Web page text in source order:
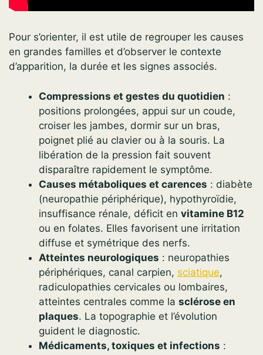
Pour s’orienter, il est utile de regrouper les causes
en grandes familles et d’observer le contexte
d’apparition, la durée et les signes associés.
Compressions et gestes du quotidien :
positions prolongées, appui sur un coude,
croiser les jambes, dormir sur un bras,
poignet plié au clavier ou à la souris. La
libération de la pression fait souvent
disparaître rapidement le symptôme.
Causes métaboliques et carences : diabète
(neuropathie périphérique), hypothyroïdie,
insuffisance rénale, déficit en vitamine B12
ou en folates. Elles favorisent une irritation
diffuse et symétrique des nerfs.
Atteintes neurologiques : neuropathies
périphériques, canal carpien, sciatique,
radiculopathies cervicales ou lombaires,
atteintes centrales comme la sclérose en
plaques. La topographie et l’évolution
guident le diagnostic.
Médicaments, toxiques et infections :